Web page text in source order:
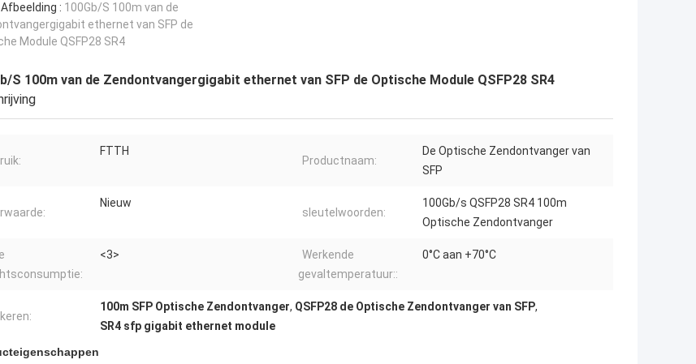
: 100Gb/S 100m van de
ethernet van SFP de
Module QSFP28 SR4
S 100m van de Zendontvangergigabit ethernet van SFP de Optische Module QSFP28 SR4
FTTH
Productnaam:
De Optische Zendontvanger van
SFP
Nieuw
sleutelwoorden:
100Gb/s QSFP28 SR4 100m
Optische Zendontvanger
<3>
Werkende
gevaltemperatuur::
0°C aan +70°C
100m SFP Optische Zendontvanger, QSFP28 de Optische Zendontvanger van SFP,
SR4 sfp gigabit ethernet module